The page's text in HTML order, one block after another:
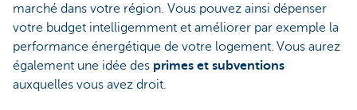
marché dans votre région. Vous pouvez ainsi dépenser
votre budget intelligemment et améliorer par exemple la
performance énergétique de votre logement. Vous aurez
également une idée des primes et subventions
auxquelles vous avez droit.